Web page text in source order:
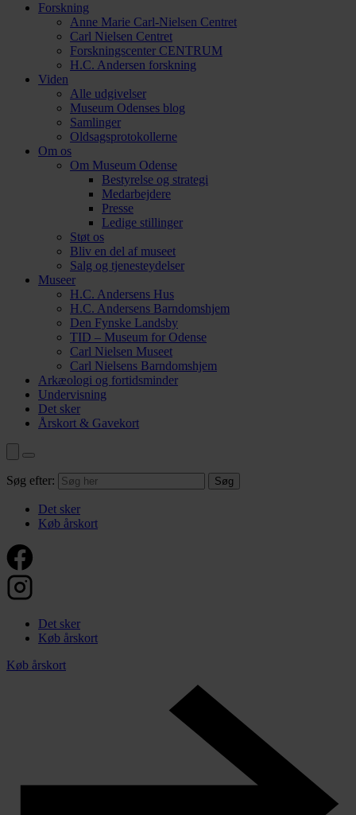
Forskning
Anne Marie Carl-Nielsen Centret
Carl Nielsen Centret
Forsknings­center CENTRUM
H.C. Andersen forskning
Viden
Alle udgivelser
Museum Odenses blog
Samlinger
Oldsagsprotokollerne
Om os
Om Museum Odense
Bestyrelse og strategi
Medarbejdere
Presse
Ledige stillinger
Støt os
Bliv en del af museet
Salg og tjenesteydelser
Museer
H.C. Andersens Hus
H.C. Andersens Barndomshjem
Den Fynske Landsby
TID – Museum for Odense
Carl Nielsen Museet
Carl Nielsens Barndomshjem
Arkæologi og fortidsminder
Undervisning
Det sker
Årskort & Gavekort
Søg efter:
Det sker
Køb årskort
Det sker
Køb årskort
Køb årskort